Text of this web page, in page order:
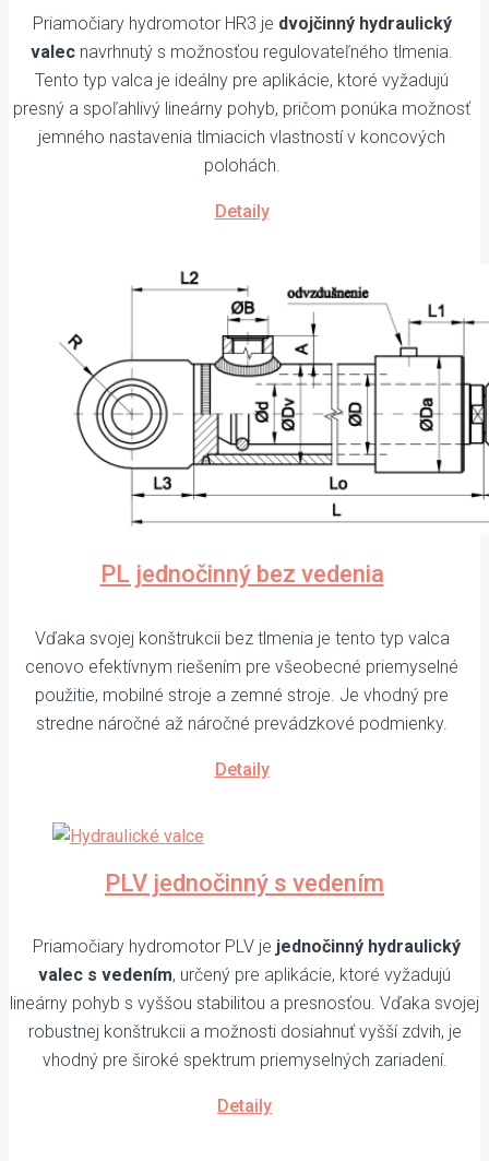
Priamočiary hydromotor HR3 je dvojčinný hydraulický
valec navrhnutý s možnosťou regulovateľného tlmenia.
Tento typ valca je ideálny pre aplikácie, ktoré vyžadujú
presný a spoľahlivý lineárny pohyb, pričom ponúka možnosť
jemného nastavenia tlmiacich vlastností v koncových
polohách.
Detaily
PL jednočinný bez vedenia
Vďaka svojej konštrukcii bez tlmenia je tento typ valca
cenovo efektívnym riešením pre všeobecné priemyselné
použitie, mobilné stroje a zemné stroje. Je vhodný pre
stredne náročné až náročné prevádzkové podmienky.
Detaily
PLV jednočinný s vedením
Priamočiary hydromotor PLV je jednočinný hydraulický
valec s vedením, určený pre aplikácie, ktoré vyžadujú
lineárny pohyb s vyššou stabilitou a presnosťou. Vďaka svojej
robustnej konštrukcii a možnosti dosiahnuť vyšší zdvih, je
vhodný pre široké spektrum priemyselných zariadení.
Detaily